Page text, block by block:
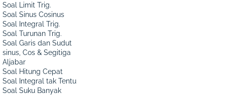
Soal Limit Trig.
Soal Sinus Cosinus
Soal Integral Trig.
Soal Turunan Trig.
Soal Garis dan Sudut
sinus, Cos & Segitiga
Aljabar
Soal Hitung Cepat
Soal Integral tak Tentu
Soal Suku Banyak